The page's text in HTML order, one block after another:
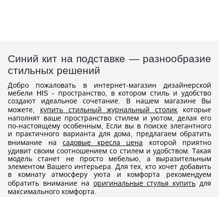
Синий кит на подставке — разнообразие
стильных решений
Добро пожаловать в интернет-магазин дизайнерской
мебели HIS - пространство, в котором стиль и удобство
создают идеальное сочетание. В нашем магазине Вы
можете, купить стильный журнальный столик которые
наполнят ваше пространство стилем и уютом, делая его
по-настоящему особенным, Если вы в поиске элегантного
и практичного варианта для дома, предлагаем обратить
внимание на садовые кресла цена которой приятно
удивит своим соотношением со стилем и удобством. Такая
модель станет не просто мебелью, а выразительным
элементом Вашего интерьера. Для тех, кто хочет добавить
в комнату атмосферу уюта и комфорта рекомендуем
обратить внимание на оригинальные стулья купить для
максимального комфорта.